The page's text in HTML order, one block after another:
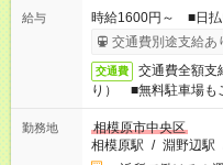
給与
時給1600円～ ■日払
交通費別途支給あ
交通費
交通費全額
り） ■無料駐車場も
勤務地
相模原市中央区
相模原駅 / 淵野辺駅